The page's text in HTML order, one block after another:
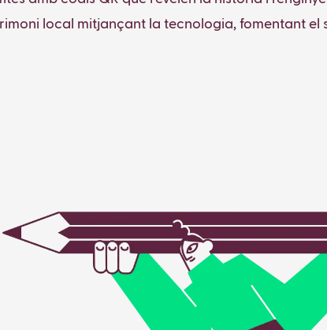
local mitjançant la tecnologia, fomentant el